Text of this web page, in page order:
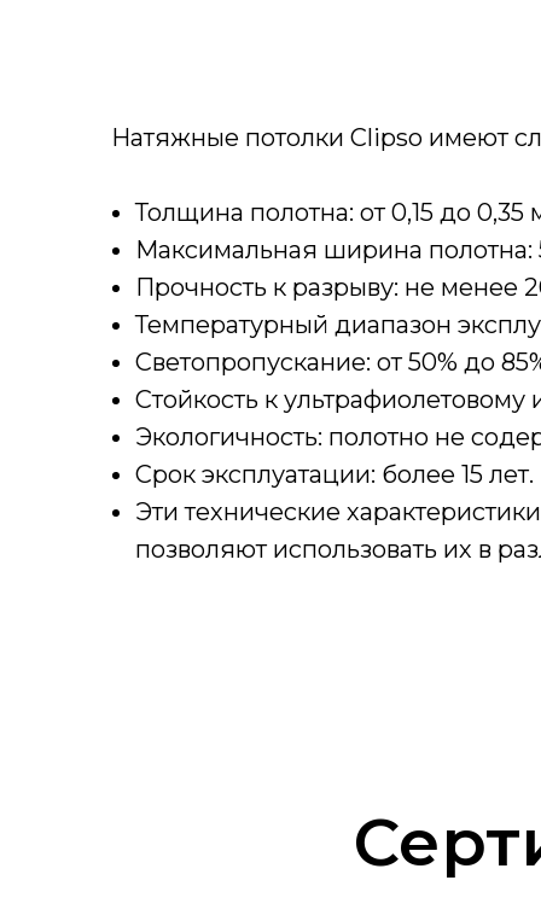
Натяжные потолки Clipso имеют
Толщина полотна: от 0,15 до
Максимальная ширина полотна:
Прочность к разрыву: не менее
Температурный диапазон
Светопропускание: от 50% до
Стойкость к
Экологичность: полотно не
Срок эксплуатации: более 15 лет.
Эти технические
позволяют использовать их в